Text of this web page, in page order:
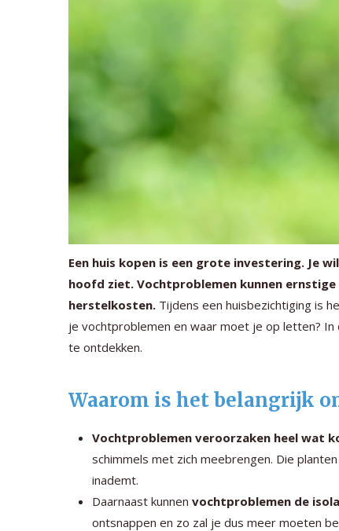
Een huis kopen is een grote investering. Je
hoofd ziet. Vochtproblemen kunnen
herstelkosten. Tijdens een huisbezichtiging is
je vochtproblemen en waar moet je op letten?
te ontdekken.
Waarom is het belangrijk
Vochtproblemen veroorzaken heel wat
schimmels met zich meebrengen. Die
inademt.
Daarnaast kunnen vochtproblemen de
ontsnappen en zo zal je dus meer moeten